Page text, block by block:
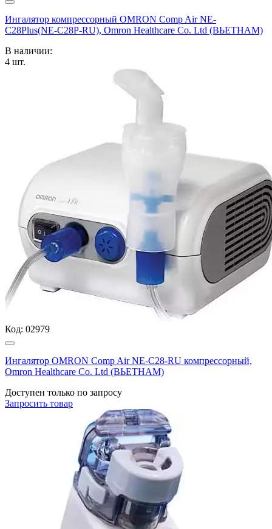
Ингалятор компрессорный OMRON Comp Air NE-
C28Plus(NE-C28P-RU), Omron Healthcare Co. Ltd (ВЬЕТНАМ)
В наличии:
4 шт.
Код: 02979
Ингалятор OMRON Comp Air NE-C28-RU компрессорный,
Omron Healthcare Co. Ltd (ВЬЕТНАМ)
Доступен только по запросу
Запросить товар